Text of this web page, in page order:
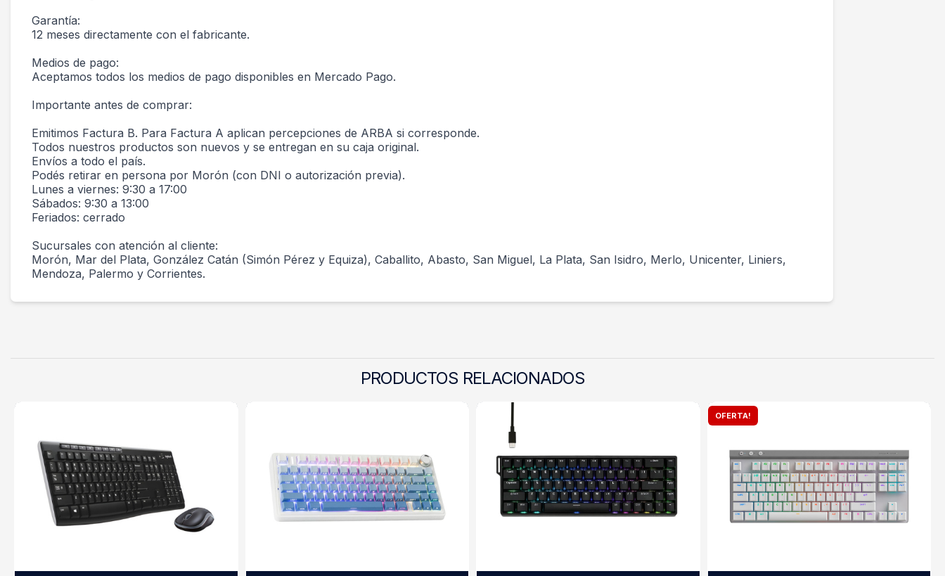
Garantía:
12 meses directamente con el fabricante.
Medios de pago:
Aceptamos todos los medios de pago disponibles en Mercado Pago.
Importante antes de comprar:
Emitimos Factura B. Para Factura A aplican percepciones de ARBA si corresponde.
Todos nuestros productos son nuevos y se entregan en su caja original.
Envíos a todo el país.
Podés retirar en persona por Morón (con DNI o autorización previa).
Lunes a viernes: 9:30 a 17:00
Sábados: 9:30 a 13:00
Feriados: cerrado
Sucursales con atención al cliente:
Morón, Mar del Plata, González Catán (Simón Pérez y Equiza), Caballito, Abasto, San Miguel, La Plata, San Isidro, Merlo, Unicenter, Liniers,
Mendoza, Palermo y Corrientes.
PRODUCTOS RELACIONADOS
OFERTA!